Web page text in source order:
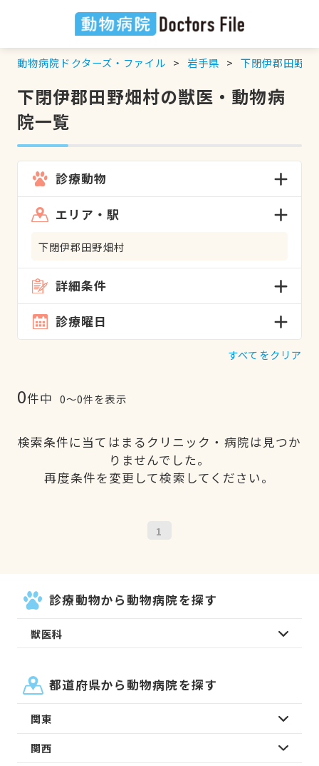
動物病院ドクターズ・ファイル 岩手県 下閉伊郡田野畑
下閉伊郡田野畑村の獣医・動物病
院一覧
診療動物
エリア・駅
下閉伊郡田野畑村
詳細条件
診療曜日
すべてをクリア
0件中 0〜0件を表示
検索条件に当てはまるクリニック・病院は見つか
りませんでした。
再度条件を変更して検索してください。
1
診療動物から動物病院を探す
獣医科
都道府県から動物病院を探す
関東
関西